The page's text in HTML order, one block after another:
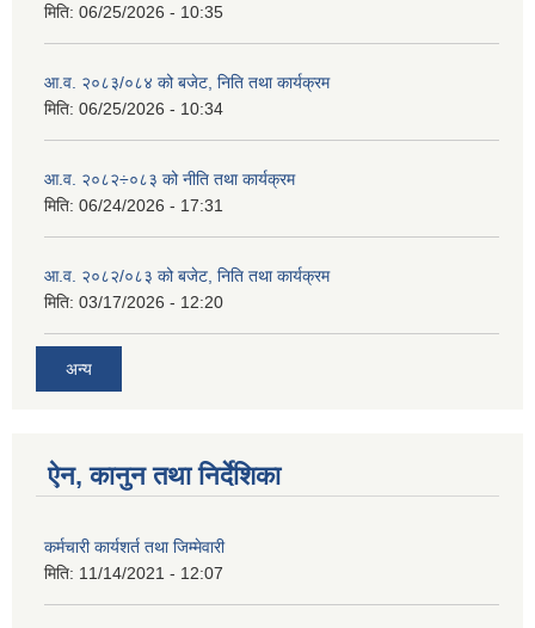
मिति: 06/25/2026 - 10:35
आ.व. २०८३/०८४ को बजेट, निति तथा कार्यक्रम
मिति: 06/25/2026 - 10:34
आ.व. २०८२÷०८३ को नीति तथा कार्यक्रम
मिति: 06/24/2026 - 17:31
आ.व. २०८२/०८३ को बजेट, निति तथा कार्यक्रम
मिति: 03/17/2026 - 12:20
अन्य
ऐन, कानुन तथा निर्देशिका
कर्मचारी कार्यशर्त तथा जिम्मेवारी
मिति: 11/14/2021 - 12:07